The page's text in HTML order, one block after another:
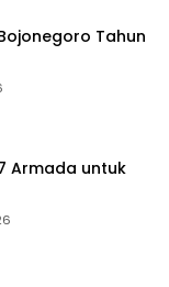
Tahun
Armada untuk